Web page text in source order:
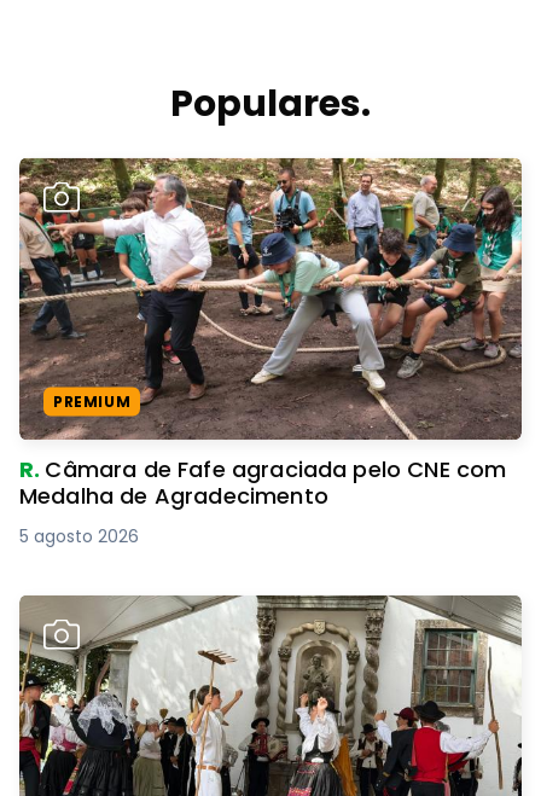
Populares.
PREMIUM
R. Câmara de Fafe agraciada pelo CNE com
Medalha de Agradecimento
5 agosto 2026